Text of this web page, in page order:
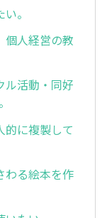
。
個人経営の教
ル活動・同好
的に複製して
わる絵本を作